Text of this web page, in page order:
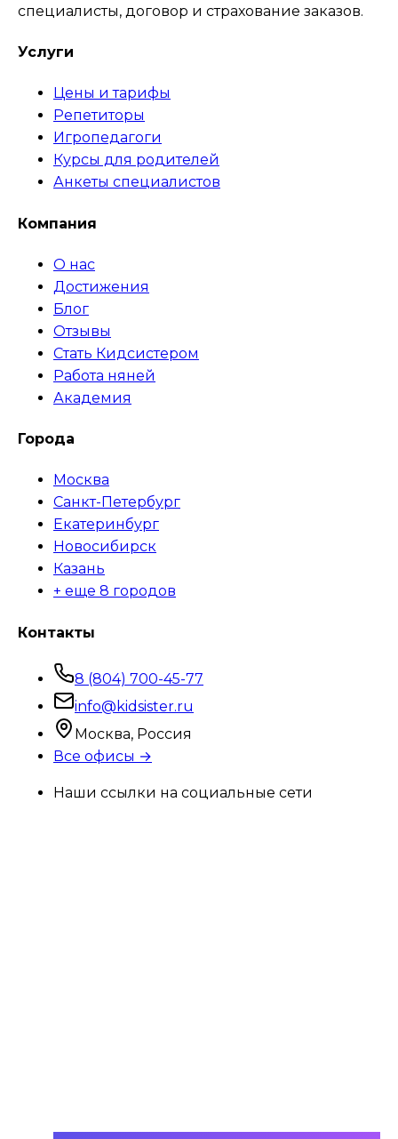
специалисты, договор и страхование заказов.
Услуги
Цены и тарифы
Репетиторы
Игропедагоги
Курсы для родителей
Анкеты специалистов
Компания
О нас
Достижения
Блог
Отзывы
Стать Кидсистером
Работа няней
Академия
Города
Москва
Санкт-Петербург
Екатеринбург
Новосибирск
Казань
+ еще 8 городов
Контакты
8 (804) 700-45-77
info@kidsister.ru
Москва, Россия
Все офисы →
Наши ссылки на социальные сети